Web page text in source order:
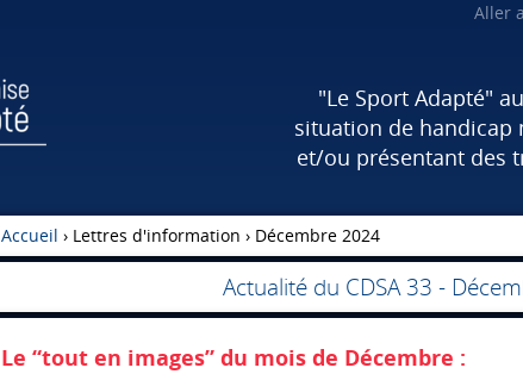
Aller
"Le Sport Adapté"
situation de handicap
et/ou présentant des
Accueil › Lettres d'information › Décembre 2024
Actualité du CDSA 33 -
Le “tout en images” du mois de Décembre :